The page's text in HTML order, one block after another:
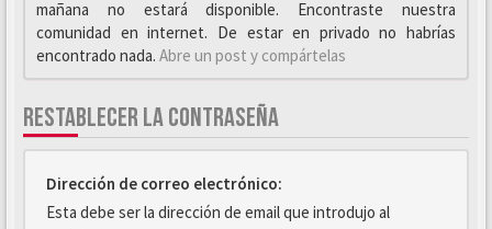
mañana no estará disponible. Encontraste nuestra
comunidad en internet. De estar en privado no habrías
encontrado nada. Abre un post y compártelas
RESTABLECER LA CONTRASEÑA
Dirección de correo electrónico:
Esta debe ser la dirección de email que introdujo al